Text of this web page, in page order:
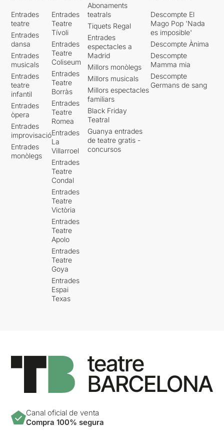
Entrades
teatre
Entrades
dansa
Entrades
musicals
Entrades
teatre
infantil
Entrades
òpera
Entrades
improvisació
Entrades
monòlegs
Entrades
Teatre
Tívoli
Entrades
Teatre
Coliseum
Entrades
Teatre
Borràs
Entrades
Teatre
Romea
Entrades
La
Villarroel
Entrades
Teatre
Condal
Entrades
Teatre
Victòria
Entrades
Teatre
Apolo
Entrades
Teatre
Goya
Entrades
Espai
Texas
Abonaments
teatrals
Tiquets Regal
Entrades
espectacles a
Madrid
Millors monòlegs
Millors musicals
Millors espectacles
familiars
Black Friday
Teatral
Guanya entrades
de teatre gratis -
concursos
Descompte El
Mago Pop 'Nada
es imposible'
Descompte Ànima
Descompte
Mamma mia
Descompte
Germans de sang
Canal oficial de venta
Compra 100% segura